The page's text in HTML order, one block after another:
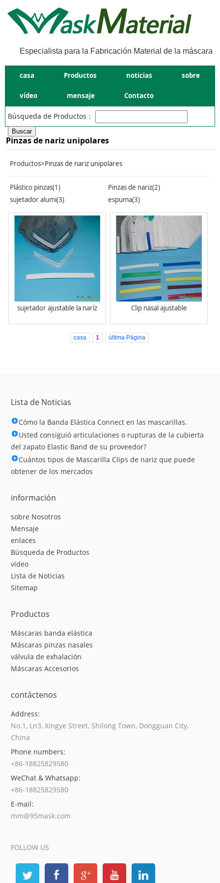
Especialista para la Fabricación Material de la máscara
casa Productos noticias sobre
vídeo mensaje Contacto
Búsqueda de Productos：
Pinzas de nariz unipolares
Productos>Pinzas de nariz unipolares
Plástico pinzas(1)
Pinzas de nariz(2)
sujetador alumi(3)
espuma(3)
sujetador ajustable la naríz Clip nasal ajustable
casa 1 última Página
Lista de Noticias
Cómo la Banda Elástica Connect en las mascarillas.
Usted consiguió articulaciones o rupturas de la cubierta
del zapato Elastic Band de su proveedor?
Cuántos tipos de Mascarilla Clips de nariz que puede
obtener de los mercados
información
sobre Nosotros
Mensaje
enlaces
Búsqueda de Productos
vídeo
Lista de Noticias
Sitemap
Productos
Máscaras banda elástica
Máscaras pinzas nasales
válvula de exhalación
Máscaras Accesorios
contáctenos
Address:
No.1, Ln3, Xingye Street, Shilong Town, Dongguan City,
China
Phone numbers:
+86-18825829580
WeChat & Whatsapp:
+86-18825829580
E-mail:
mm@95mask.com
FOLLOW US